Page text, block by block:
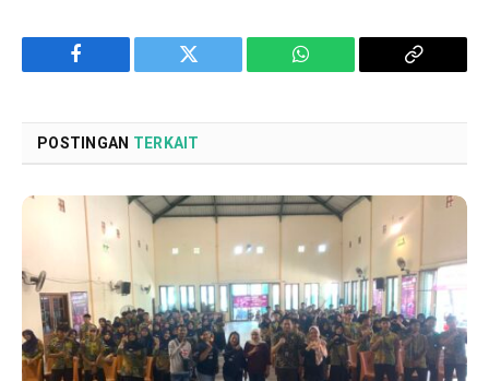
Facebook Twitter WhatsApp
Copy
POSTINGAN TERKAIT